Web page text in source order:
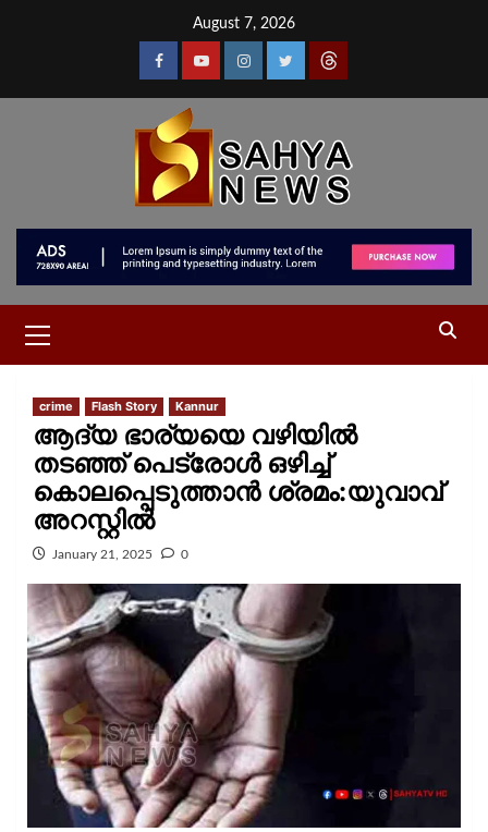
August 7, 2026
crime Flash Story Kannur
ആദ്യ ഭാര്യയെ വഴിയിൽ
തടഞ്ഞ് പെട്രോൾ ഒഴിച്ച്
കൊലപ്പെടുത്താൻ ശ്രമം:യുവാവ്
അറസ്റ്റിൽ
January 21, 2025 0